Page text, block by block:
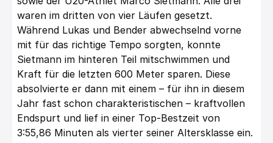
waren im dritten von vier Läufen gesetzt.
Während Lukas und Bender abwechselnd vorne
mit für das richtige Tempo sorgten, konnte
Sietmann im hinteren Teil mitschwimmen und
Kraft für die letzten 600 Meter sparen. Diese
absolvierte er dann mit einem – für ihn in diesem
Jahr fast schon charakteristischen – kraftvollen
Endspurt und lief in einer Top-Bestzeit von
3:55,86 Minuten als vierter seiner Altersklasse ein.